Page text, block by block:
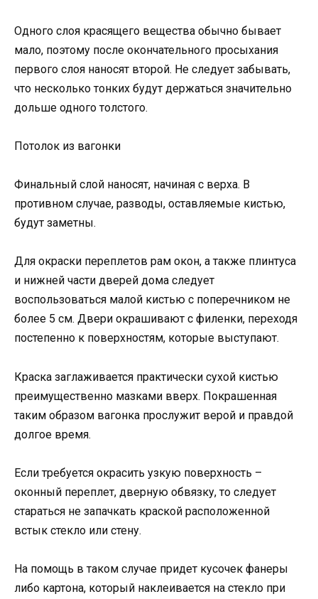
Одного слоя красящего вещества обычно бывает
мало, поэтому после окончательного просыхания
первого слоя наносят второй. Не следует забывать,
что несколько тонких будут держаться значительно
дольше одного толстого.
Потолок из вагонки
Финальный слой наносят, начиная с верха. В
противном случае, разводы, оставляемые кистью,
будут заметны.
Для окраски переплетов рам окон, а также плинтуса
и нижней части дверей дома следует
воспользоваться малой кистью с поперечником не
более 5 см. Двери окрашивают с филенки, переходя
постепенно к поверхностям, которые выступают.
Краска заглаживается практически сухой кистью
преимущественно мазками вверх. Покрашенная
таким образом вагонка прослужит верой и правдой
долгое время.
Если требуется окрасить узкую поверхность –
оконный переплет, дверную обвязку, то следует
стараться не запачкать краской расположенной
встык стекло или стену.
На помощь в таком случае придет кусочек фанеры
либо картона, который наклеивается на стекло при